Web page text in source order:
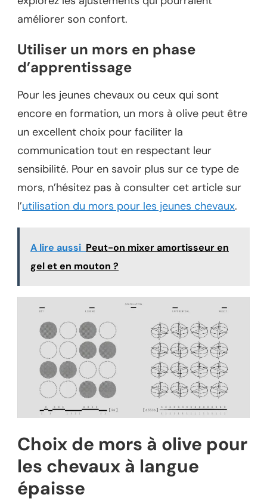
améliorer son confort.
Utiliser un mors en phase
d’apprentissage
Pour les jeunes chevaux ou ceux qui sont
encore en formation, un mors à olive peut être
un excellent choix pour faciliter la
communication tout en respectant leur
sensibilité. Pour en savoir plus sur ce type de
mors, n’hésitez pas à consulter cet article sur
l’utilisation du mors pour les jeunes chevaux.
A lire aussi Peut-on mixer amortisseur en
gel et en mouton ?
Choix de mors à olive pour
les chevaux à langue
épaisse